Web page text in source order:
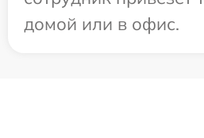
домой или в офис.